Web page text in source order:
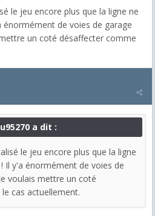
le jeu encore plus que la ligne ne
de voies de garage
un coté désaffecter comme
a dit :
le jeu encore plus que la ligne
Il y'a énormément de voies de
voulais mettre un coté
cas actuellement.